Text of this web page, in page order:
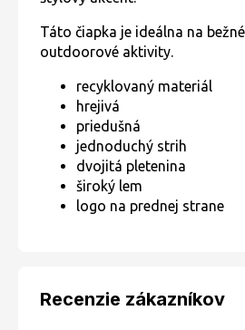
Táto čiapka je ideálna na
outdoorové aktivity.
recyklovaný materiál
hrejivá
priedušná
jednoduchý strih
dvojitá pletenina
široký lem
logo na prednej strane
Recenzie zákazníkov